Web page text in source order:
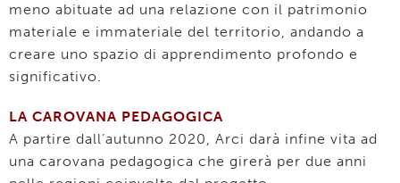
meno abituate ad una relazione con il patrimonio
materiale e immateriale del territorio, andando a
creare uno spazio di apprendimento profondo e
significativo.
LA CAROVANA PEDAGOGICA
A partire dall’autunno 2020, Arci darà infine vita ad
una carovana pedagogica che girerà per due anni